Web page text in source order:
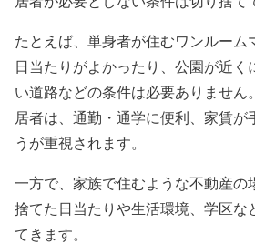
たとえば、単身者が住むワンルーム
日当たりがよかったり、公園が近く
い道路などの条件は必要ありません
居者は、通勤・通学に便利、家賃が
うが重視されます。
一方で、家族で住むような不動産の
捨てた日当たりや生活環境、学区な
てきます。